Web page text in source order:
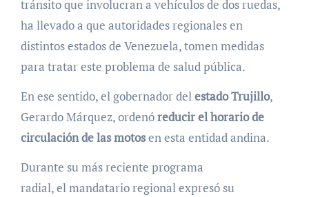
tránsito que involucran a vehículos de dos ruedas,
ha llevado a que autoridades regionales en
distintos estados de Venezuela, tomen medidas
para tratar este problema de salud pública.
En ese sentido, el gobernador delestado Trujillo,
Gerardo Márquez, ordenóreducir el horario de
circulación de las motosen esta entidad andina.
Durante su más reciente programa
radial, el mandatario regional expresó su